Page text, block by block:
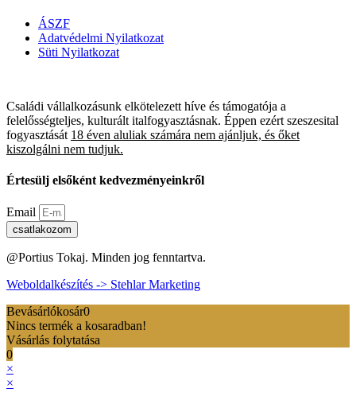
ÁSZF
Adatvédelmi Nyilatkozat
Süti Nyilatkozat
Családi vállalkozásunk elkötelezett híve és támogatója a
felelősségteljes, kulturált italfogyasztásnak. Éppen ezért szeszesital
fogyasztását 18 éven aluliak számára nem ajánljuk, és őket
kiszolgálni nem tudjuk.
Értesülj elsőként kedvezményeinkről
Email
csatlakozom
@Portius Tokaj. Minden jog fenntartva.
Weboldalkészítés -> Stehlar Marketing
Bevásárlókosár0
Nincs termék a kosaradban!
Vásárlás folytatása
0
×
×